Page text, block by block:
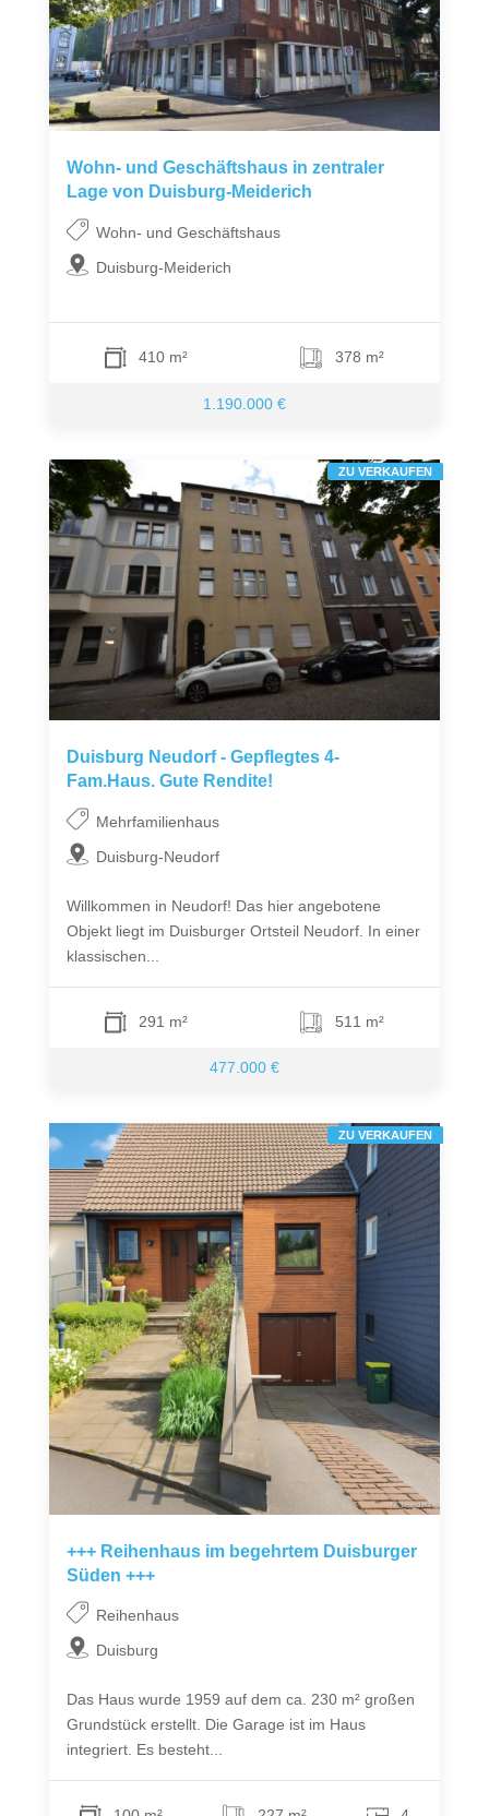
Wohn- und Geschäftshaus in zentraler
Lage von Duisburg-Meiderich
Wohn- und Geschäftshaus
Duisburg-Meiderich
410 m² 378 m²
1.190.000 €
Duisburg Neudorf - Gepflegtes 4-
Fam.Haus. Gute Rendite!
Mehrfamilienhaus
Duisburg-Neudorf
Willkommen in Neudorf! Das hier angebotene
Objekt liegt im Duisburger Ortsteil Neudorf. In einer
klassischen...
291 m² 511 m²
477.000 €
ZU VERKAUFEN
+++ Reihenhaus im begehrtem Duisburger
Süden +++
Reihenhaus
Duisburg
Das Haus wurde 1959 auf dem ca. 230 m² großen
Grundstück erstellt. Die Garage ist im Haus
integriert. Es besteht...
ZU VERKAUFEN